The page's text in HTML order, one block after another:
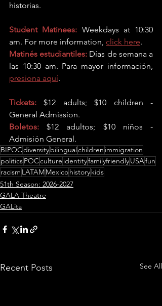
historias.
Student Matinees: Weekdays at 10:30
am. For more information, click here.
Matinés estudiantiles: Días de semana a
presiona aquí.
Tickets: $12 adults; $10 children -
General Admission.
Boletos: $12 adultos; $10 niños -
Admisión General.
BIPOCdiversitybilingualchildren immigration
politicsPOCculture identityfamilyfriendlyUSAfun
racism LATAMMexicohistorykids
51th Season: 2026-2027
GALA Theatre
GALita
Recent Posts See All